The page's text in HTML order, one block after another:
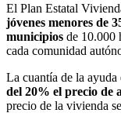
El Plan Estatal
jóvenes menores de
municipios de 10.000
cada comunidad
La cuantía de la ayuda
del 20% el precio de
precio de la vivienda